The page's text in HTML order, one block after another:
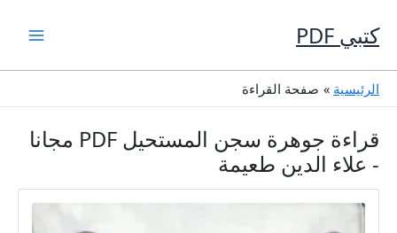
إلى
المحتوى
كتبي PDF
الرئيسية صفحة القراءة
قراءة جوهرة سجن المستحيل PDF مجانا
- علاء الدين طعيمة